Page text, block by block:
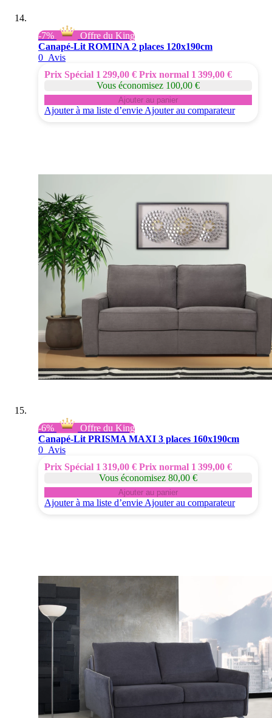
-7%
Offre du King
Canapé-Lit ROMINA 2 places 120x190cm
0 Avis
Prix Spécial 1 299,00 € Prix normal 1 399,00 €
Vous économisez 100,00 €
Ajouter au panier
Ajouter à ma liste d’envie Ajouter au comparateur
-6%
Offre du King
Canapé-Lit PRISMA MAXI 3 places 160x190cm
0 Avis
Prix Spécial 1 319,00 € Prix normal 1 399,00 €
Vous économisez 80,00 €
Ajouter au panier
Ajouter à ma liste d’envie Ajouter au comparateur